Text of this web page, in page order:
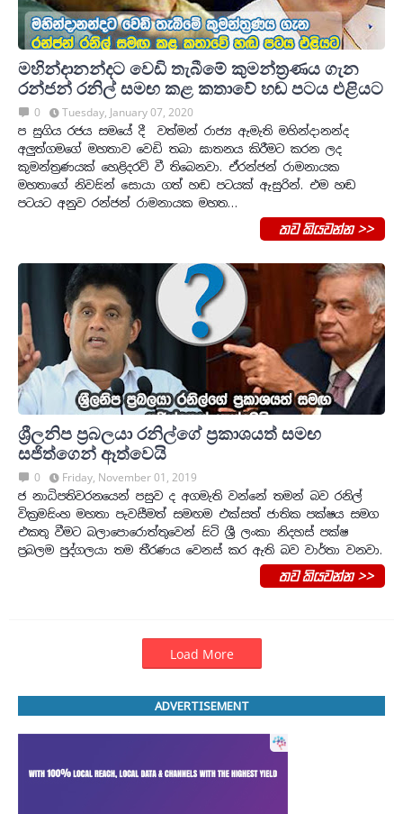
මහින්දානන්දට වෙඩි තැබීමේ කුමන්ත්‍රණය ගැන
රන්ජන් රනිල් සමඟ කළ කතාවේ හඬ පටය එළියට
0
Tuesday, January 07, 2020
ප සුගිය රජය සමයේ දී වත්මන් රාජ්‍ය ඇමැති මහින්දානන්ද
අලුත්ගමගේ මහතාව වෙඩි තබා ඝාතනය කිරීමට කරන ලද
කුමන්ත්‍රණයක් හෙළිදරව් වී තිබෙනවා. ඒරන්ජන් රාමනායක
මහතාගේ නිවසින් සොයා ගත් හඬ පටයක් ඇසුරින්. එම හඬ
පටයට අනුව රන්ජන් රාමනායක මහත…
තව කියවන්න >>
ශ්‍රීලනිප ප්‍රබලයා රනිල්ගේ ප්‍රකාශයත් සමඟ
සජිත්ගෙන් ඈත්වෙයි
0
Friday, November 01, 2019
ජ නාධිපතිවරනයෙන් පසුව ද අගමැති වන්නේ තමන් බව රනිල්
වික්‍රමසිංහ මහතා පැවසීමත් සමඟම එක්සත් ජාතික පක්ෂය සමග
එකතු වීමට බලාපොරොත්තුවෙන් සිටි ශ්‍රී ලංකා නිදහස් පක්ෂ
ප්‍රබලම පුද්ගලයා තම තීරණය වෙනස් කර ඇති බව වාර්තා වනවා.
තව කියවන්න >>
Load More
ADVERTISEMENT